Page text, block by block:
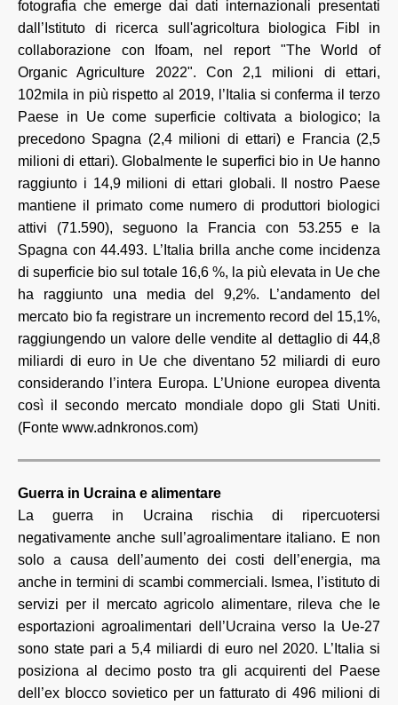
fotografia che emerge dai dati internazionali presentati
dall’Istituto di ricerca sull'agricoltura biologica Fibl in
collaborazione con Ifoam, nel report "The World of
Organic Agriculture 2022". Con 2,1 milioni di ettari,
102mila in più rispetto al 2019, l’Italia si conferma il terzo
Paese in Ue come superficie coltivata a biologico; la
precedono Spagna (2,4 milioni di ettari) e Francia (2,5
milioni di ettari). Globalmente le superfici bio in Ue hanno
raggiunto i 14,9 milioni di ettari globali. Il nostro Paese
mantiene il primato come numero di produttori biologici
attivi (71.590), seguono la Francia con 53.255 e la
Spagna con 44.493. L’Italia brilla anche come incidenza
di superficie bio sul totale 16,6 %, la più elevata in Ue che
ha raggiunto una media del 9,2%. L’andamento del
mercato bio fa registrare un incremento record del 15,1%,
raggiungendo un valore delle vendite al dettaglio di 44,8
miliardi di euro in Ue che diventano 52 miliardi di euro
considerando l’intera Europa. L’Unione europea diventa
così il secondo mercato mondiale dopo gli Stati Uniti.
(Fonte www.adnkronos.com)
Guerra in Ucraina e alimentare
La guerra in Ucraina rischia di ripercuotersi
negativamente anche sull’agroalimentare italiano. E non
solo a causa dell’aumento dei costi dell’energia, ma
anche in termini di scambi commerciali. Ismea, l’istituto di
servizi per il mercato agricolo alimentare, rileva che le
esportazioni agroalimentari dell’Ucraina verso la Ue-27
sono state pari a 5,4 miliardi di euro nel 2020. L’Italia si
posiziona al decimo posto tra gli acquirenti del Paese
dell’ex blocco sovietico per un fatturato di 496 milioni di